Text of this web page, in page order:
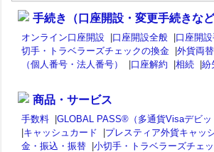
手続き（口座開設・変更手続きなど
オンライン口座開設 |口座開設全般 |口座開設
切手・トラベラーズチェックの換金 |外貨両替
（個人番号・法人番号）
|口座解約 |相続 |紛
商品・サービス
手数料 |GLOBAL PASS®（多通貨Visaデビ
|キャッシュカード |プレスティア外貨キャッ
金・振込・振替 |小切手・トラベラーズチェ